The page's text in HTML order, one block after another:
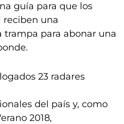
guía para que los
reciben una
trampa para abonar una
23 radares
del país y, como
2018,